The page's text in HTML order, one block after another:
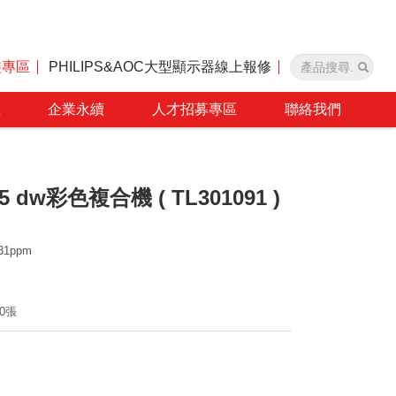
區 PHILIPS&AOC大型顯示器線上報修
企業永續 人才招募專區 聯絡我們
dw彩色複合機 ( TL301091 )
張